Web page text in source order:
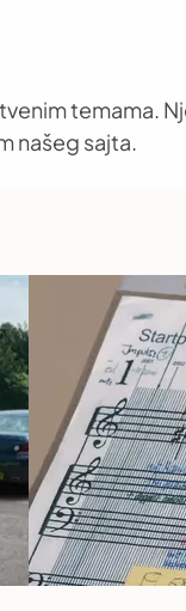
temama.
našeg sajta.